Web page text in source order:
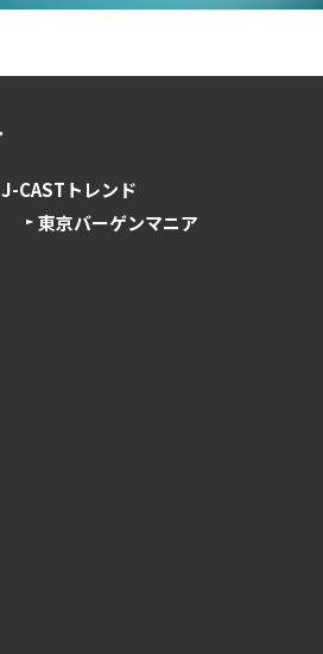
J-CASTトレンド
東京バーゲンマニア